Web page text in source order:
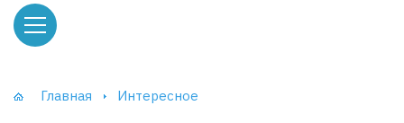
Главная Интересное
и тумбы